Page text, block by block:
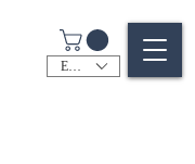
EUR (€)